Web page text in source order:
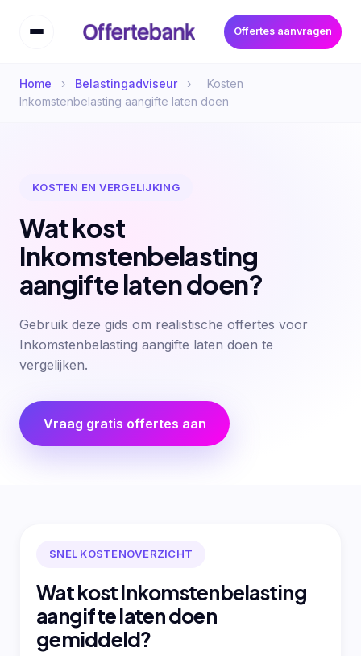
Offertes aanvragen
Home › Belastingadviseur ›
Kosten
Inkomstenbelasting aangifte laten doen
KOSTEN EN VERGELIJKING
Wat kost
Inkomstenbelasting
aangifte laten doen?
Gebruik deze gids om realistische offertes voor
Inkomstenbelasting aangifte laten doen te
vergelijken.
Vraag gratis offertes aan
SNEL KOSTENOVERZICHT
Wat kost Inkomstenbelasting
aangifte laten doen
gemiddeld?